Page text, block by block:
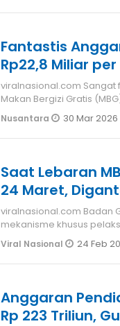
Fantastis
Rp22,8 Miliar per
viralnasional.com Sangat fantastis perputaran dana program
Makan Bergizi Gratis
dampak ekonomi
Nusantara 30 Mar 2026
Saat Lebaran
24 Maret,
viralnasional.com Badan Gizi Nasional (BGN) menetapkan
mekanisme khusus
(MBG) selama periode li
Viral Nasional 24 Feb
Anggaran
Rp 223 Triliun,